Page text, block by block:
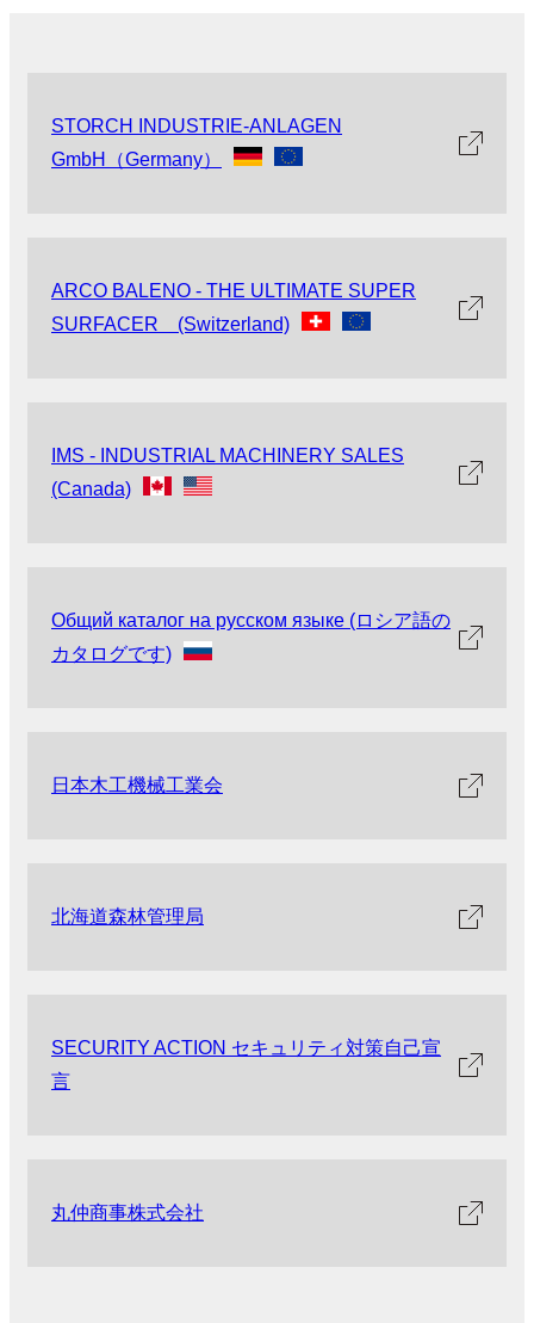
STORCH INDUSTRIE-ANLAGEN
GmbH（Germany）
ARCO BALENO - THE ULTIMATE SUPER
SURFACER (Switzerland)
IMS - INDUSTRIAL MACHINERY SALES
(Canada)
Общий каталог на русском языке (ロシア語の
カタログです)
日本木工機械工業会
北海道森林管理局
SECURITY ACTION セキュリティ対策自己宣
言
丸仲商事株式会社